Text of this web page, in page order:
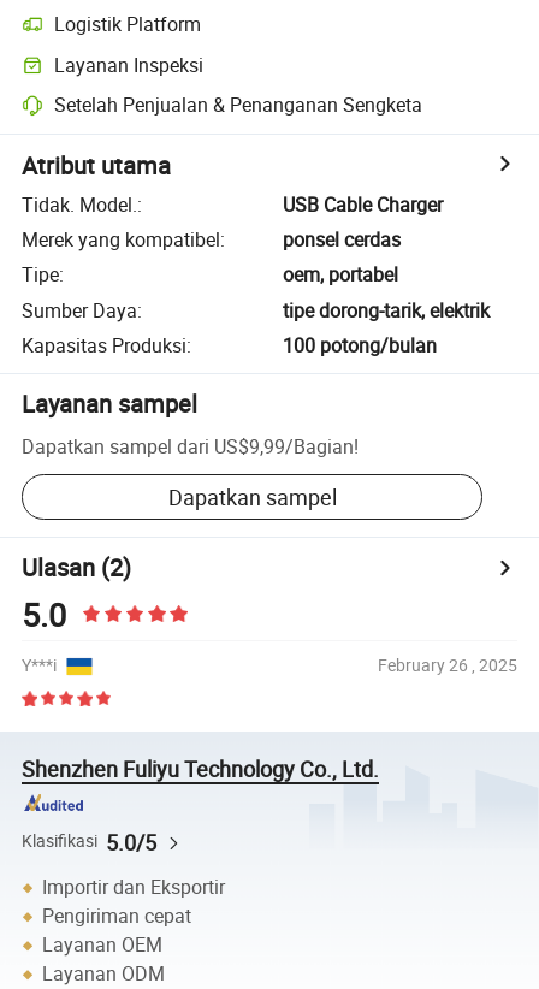
Logistik Platform
Layanan Inspeksi
Setelah Penjualan & Penanganan Sengketa
Atribut utama
Tidak. Model.:
USB Cable Charger
Merek yang kompatibel:
ponsel cerdas
Tipe:
oem, portabel
Sumber Daya:
tipe dorong-tarik, elektrik
Kapasitas Produksi: 100 potong/bulan
Layanan sampel
Dapatkan sampel dari US$9,99/Bagian!
Dapatkan sampel
Ulasan (2)
5.0
Y***i February 26 , 2025
Shenzhen Fuliyu Technology Co., Ltd.
Klasifikasi 5.0/5
Importir dan Eksportir
Pengiriman cepat
Layanan OEM
Layanan ODM